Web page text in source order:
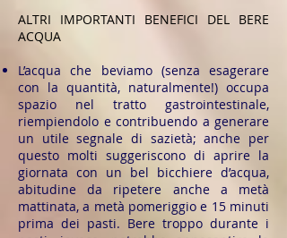
ALTRI IMPORTANTI BENEFICI DEL BERE
ACQUA
L’acqua che beviamo (senza esagerare
con la quantità, naturalmente!) occupa
spazio nel tratto gastrointestinale,
riempiendolo e contribuendo a generare
un utile segnale di sazietà; anche per
questo molti suggeriscono di aprire la
giornata con un bel bicchiere d’acqua,
abitudine da ripetere anche a metà
mattinata, a metà pomeriggio e 15 minuti
prima dei pasti. Bere troppo durante i